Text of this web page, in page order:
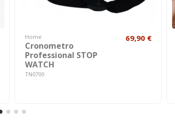
Home
Cronometro
Professional STOP
WATCH
TN0700
69,90 €